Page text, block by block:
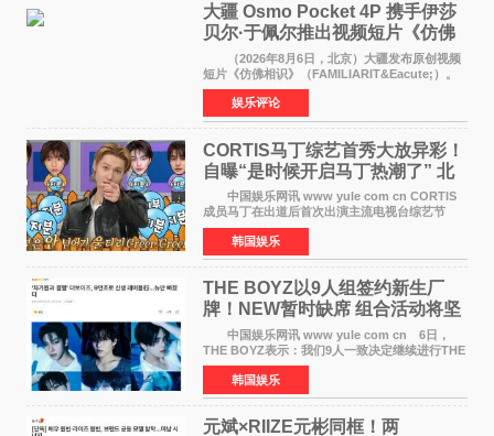
大疆 Osmo Pocket 4P 携手伊莎
贝尔·于佩尔推出视频短片《仿佛
相识》
（2026年8月6日，北京）大疆发布原创视频
短片《仿佛相识》（FAMILIARIT&Eacute;）。
视频短片由戛纳国际电影节最佳女演员伊莎贝尔·
于佩尔（Isabelle Huppert）主演，全程使用大
疆首款双主摄口
娱乐评论
CORTIS马丁综艺首秀大放异彩！
自曝“是时候开启马丁热潮了” 北
美巡演火热进行中
中国娱乐网讯 www yule com cn CORTIS
成员马丁在出道后首次出演主流电视台综艺节
目，展现了多才多艺的魅力。 马丁出演了5日
播出的MBC《Radio Star》Fashion与Passion
之间，I&lsquo;m
韩国娱乐
THE BOYZ以9人组签约新生厂
牌！NEW暂时缺席 组合活动将坚
定不移继续
中国娱乐网讯 www yule com cn 6日，
THE BOYZ表示：我们9人一致决定继续进行THE
BOYZ组合活动，并且已经完成了组合团体活动
签约。目前正在新生厂牌下进行活动准备。尚未
离开THE BOYZ原所
韩国娱乐
元斌×RIIZE元彬同框！两